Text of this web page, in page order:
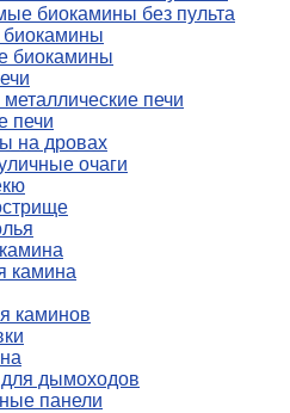
биокамины без пульта
биокамины
печи
печи
на дровах
очаги
камина
каминов
дымоходов
панели